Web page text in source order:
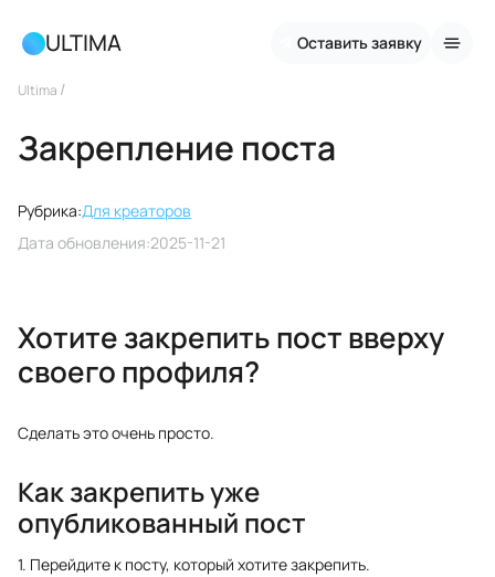
ULTIMA Оставить заявку
Ultima /
Закрепление поста
Рубрика:Для креаторов
Дата обновления:2025-11-21
Хотите закрепить пост вверху
своего профиля?
Сделать это очень просто.
Как закрепить уже
опубликованный пост
1. Перейдите к посту, который хотите закрепить.